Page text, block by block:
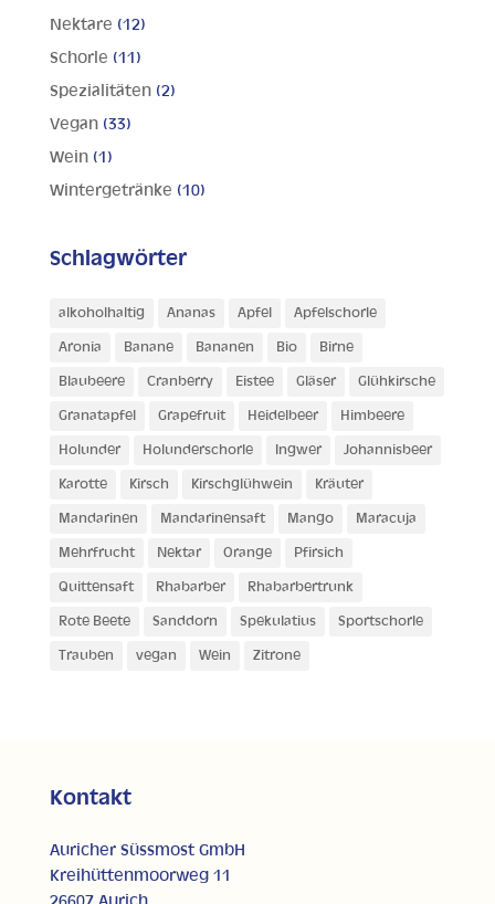
Nektare (12)
Schorle (11)
Spezialitäten (2)
Vegan (33)
Wein (1)
Wintergetränke (10)
Schlagwörter
alkoholhaltig Ananas Apfel Apfelschorle
Aronia Banane Bananen Bio Birne
Blaubeere Cranberry Eistee Gläser Glühkirsche
Granatapfel Grapefruit Heidelbeer Himbeere
Holunder Holunderschorle Ingwer Johannisbeer
Karotte Kirsch Kirschglühwein Kräuter
Mandarinen Mandarinensaft Mango Maracuja
Mehrfrucht Nektar Orange Pfirsich
Quittensaft Rhabarber Rhabarbertrunk
Rote Beete Sanddorn Spekulatius Sportschorle
Trauben vegan Wein Zitrone
Kontakt
Auricher Süssmost GmbH
Kreihüttenmoorweg 11